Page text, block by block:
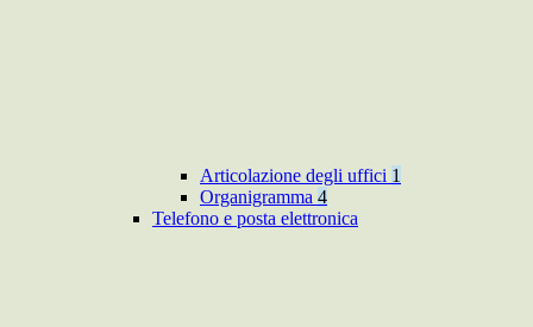
Articolazione degli uffici 1
Organigramma 4
Telefono e posta elettronica